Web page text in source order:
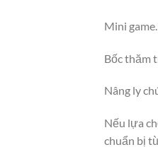
Mini game.
Bốc thăm
Nâng ly
Nếu lựa
chuẩn bị